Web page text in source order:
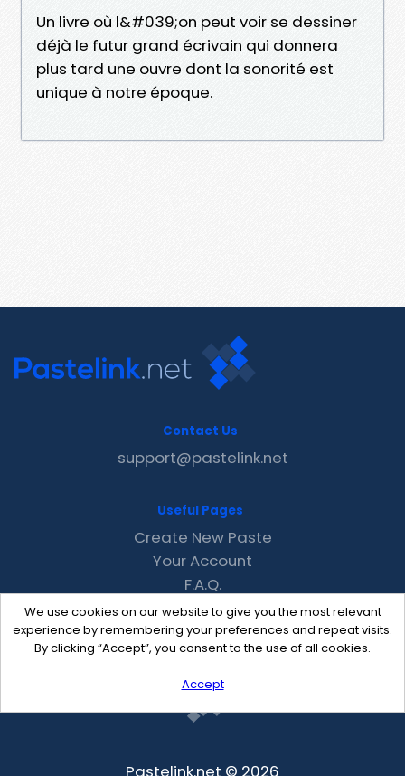
Un livre où l&#039;on peut voir se dessiner
déjà le futur grand écrivain qui donnera
plus tard une ouvre dont la sonorité est
unique à notre époque.
We use cookies on our website to give you the most relevant
experience by remembering your preferences and repeat visits.
By clicking “Accept”, you consent to the use of all cookies.
Accept
Contact Us
support@pastelink.net
Useful Pages
Create New Paste
Your Account
F.A.Q.
Recent
Contact
Pastelink.net © 2026